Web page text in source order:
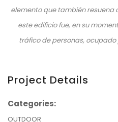
elemento que también resuena
este edificio fue, en su
tráfico de personas,
Project Details
Categories:
OUTDOOR